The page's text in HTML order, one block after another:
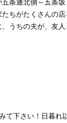
条通北側～五条
ちがたくさんの
うちの夫が、友人
て下さい！日暮れ